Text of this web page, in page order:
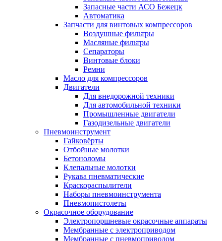
Запасные части АСО Бежецк
Автоматика
Запчасти для винтовых компрессоров
Воздушные фильтры
Масляные фильтры
Сепараторы
Винтовые блоки
Ремни
Масло для компрессоров
Двигатели
Для внедорожной техники
Для автомобильной техники
Промышленные двигатели
Газодизельные двигатели
Пневмоинструмент
Гайковёрты
Отбойные молотки
Бетоноломы
Клепальные молотки
Рукава пневматические
Краскораспылители
Наборы пневмоинструмента
Пневмопистолеты
Окрасочное оборудование
Электропоршневые окрасочные аппараты
Мембранные с электроприводом
Мембранные с пневмоприводом